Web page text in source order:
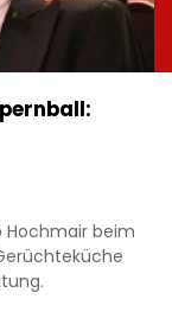
Hochmair beim